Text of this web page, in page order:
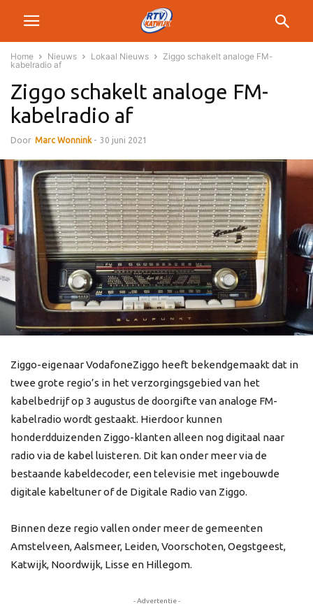
Home Nieuws Lokaal Nieuws
Ziggo schakelt analoge FM-
kabelradio af
Ziggo schakelt analoge FM-
kabelradio af
Door Marc Wonnink - 30 juni 2021
Ziggo-eigenaar VodafoneZiggo heeft bekendgemaakt dat in
twee grote regio’s in het verzorgingsgebied van het
kabelbedrijf op 3 augustus de doorgifte van analoge FM-
kabelradio wordt gestaakt. Hierdoor kunnen
honderdduizenden Ziggo-klanten alleen nog digitaal naar
radio via de kabel luisteren. Dit kan onder meer via de
bestaande kabeldecoder, een televisie met ingebouwde
digitale kabeltuner of de Digitale Radio van Ziggo.
Binnen deze regio vallen onder meer de gemeenten
Amstelveen, Aalsmeer, Leiden, Voorschoten, Oegstgeest,
Katwijk, Noordwijk, Lisse en Hillegom.
- Advertentie -